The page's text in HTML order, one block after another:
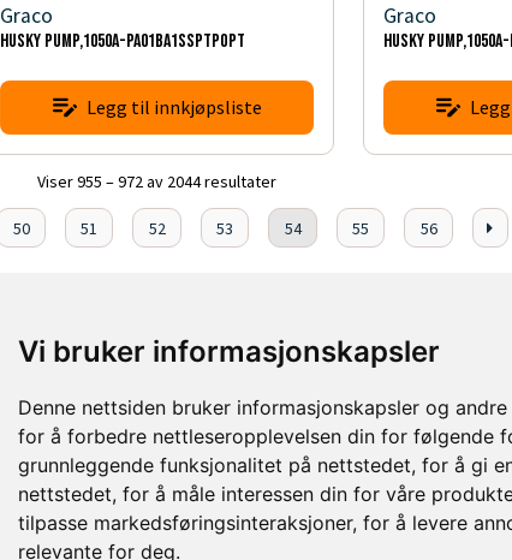
Vi bruker informasjonskapsler
Denne nettsiden bruker informasjonskapsler og
for å forbedre nettleseropplevelsen din for følgende
grunnleggende funksjonalitet på nettstedet, for å gi
nettstedet, for å måle interessen din for våre
tilpasse markedsføringsinteraksjoner, for å levere
relevante for deg.
Graco
HUSKY PUMP,1050A-PA01BA1SSPTPOPT
Legg til innkjøpsliste
Graco
HUSKY
Viser 955 – 972 av 2044 resultater
50 51 52 53 54 55 56